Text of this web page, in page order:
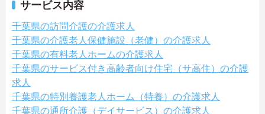
サービス内容
千葉県の訪問介護の介護求人
千葉県の介護老人保健施設（老健）の介護求人
千葉県の有料老人ホームの介護求人
千葉県のサービス付き高齢者向け住宅（サ高住）の介護
求人
千葉県の特別養護老人ホーム（特養）の介護求人
千葉県の通所介護（デイサービス）の介護求人